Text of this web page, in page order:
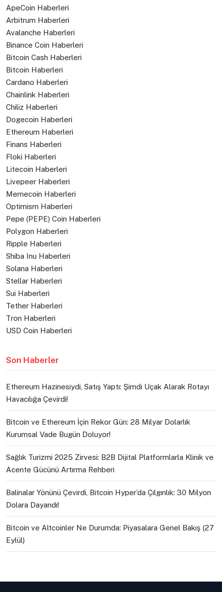
ApeCoin Haberleri
Arbitrum Haberleri
Avalanche Haberleri
Binance Coin Haberleri
Bitcoin Cash Haberleri
Bitcoin Haberleri
Cardano Haberleri
Chainlink Haberleri
Chiliz Haberleri
Dogecoin Haberleri
Ethereum Haberleri
Finans Haberleri
Floki Haberleri
Litecoin Haberleri
Livepeer Haberleri
Memecoin Haberleri
Optimism Haberleri
Pepe (PEPE) Coin Haberleri
Polygon Haberleri
Ripple Haberleri
Shiba Inu Haberleri
Solana Haberleri
Stellar Haberleri
Sui Haberleri
Tether Haberleri
Tron Haberleri
USD Coin Haberleri
Son Haberler
Ethereum Hazinesiydi, Satış Yaptı: Şimdi Uçak Alarak Rotayı
Havacılığa Çevirdi!
Bitcoin ve Ethereum İçin Rekor Gün: 28 Milyar Dolarlık
Kurumsal Vade Bugün Doluyor!
Sağlık Turizmi 2025 Zirvesi: B2B Dijital Platformlarla Klinik ve
Acente Gücünü Artırma Rehberi
Balinalar Yönünü Çevirdi, Bitcoin Hyper’da Çılgınlık: 30 Milyon
Dolara Dayandı!
Bitcoin ve Altcoinler Ne Durumda: Piyasalara Genel Bakış (27
Eylül)